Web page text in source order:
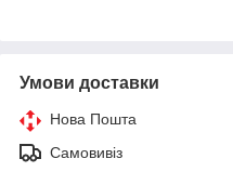
Умови доставки
Нова Пошта
Самовивіз